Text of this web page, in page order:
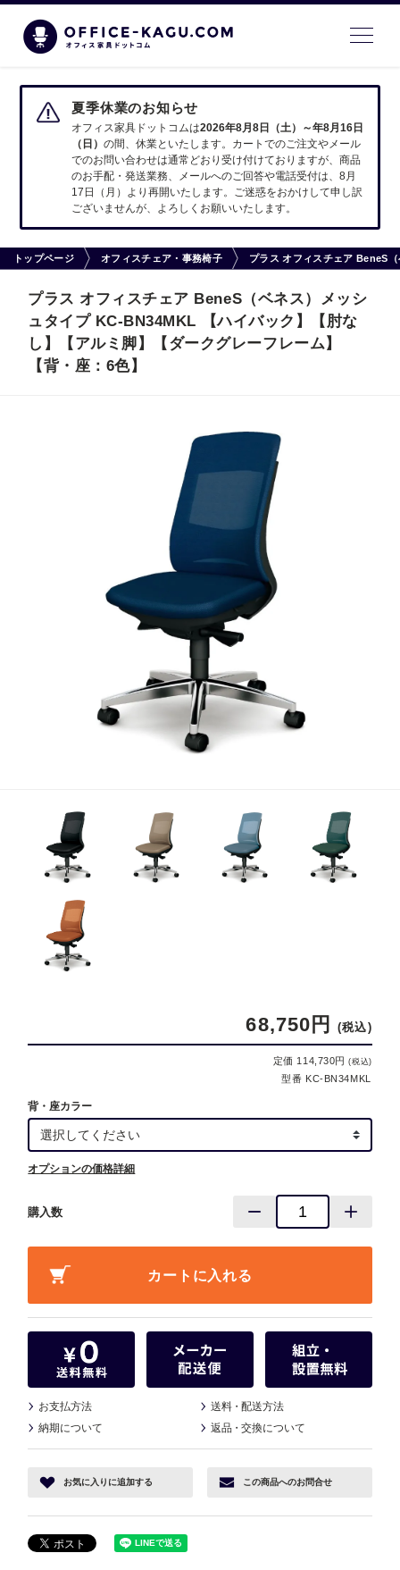
夏季休業のお知らせ
オフィス家具ドットコムは2026年8月8日（土）～年8月16日
（日）の間、休業といたします。カートでのご注文やメール
でのお問い合わせは通常どおり受け付けておりますが、商品
のお手配・発送業務、メールへのご回答や電話受付は、8月
17日（月）より再開いたします。ご迷惑をおかけして申し訳
ございませんが、よろしくお願いいたします。
トップページ オフィスチェア・事務椅子 プラス オフィスチェア BeneS
プラス オフィスチェア BeneS（ベネス）メッシ
ュタイプ KC-BN34MKL 【ハイバック】【肘な
し】【アルミ脚】【ダークグレーフレーム】
【背・座：6色】
68,750円 (税込)
定価 114,730円(税込)
型番 KC-BN34MKL
背・座カラー
オプションの価格詳細
購入数
お支払方法 送料・配送方法
納期について
返品・交換について
お気に入り に追加する この商品へのお問合せ